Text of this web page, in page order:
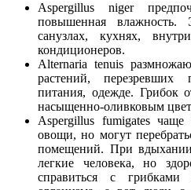
Aspergillus niger
повышенная
санузлах, кухнях,
кондиционеров.
Alternaria tenuis
растений, перезревших
питания, одежде. Грибок
насыщенно-оливковым
Aspergillus fumigates
овощи, но могут
помещений. При
легкие человека, но
справиться с